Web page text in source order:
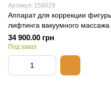
Артикул: 158029
Аппарат для коррекции
лифтинга вакуумного
34 900.00 грн
Под заказ